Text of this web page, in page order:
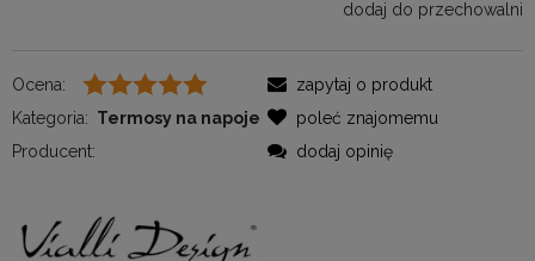
dodaj do przechowalni
Ocena:
Kategoria: Termosy na napoje
Producent:
zapytaj o produkt
poleć znajomemu
dodaj opinię